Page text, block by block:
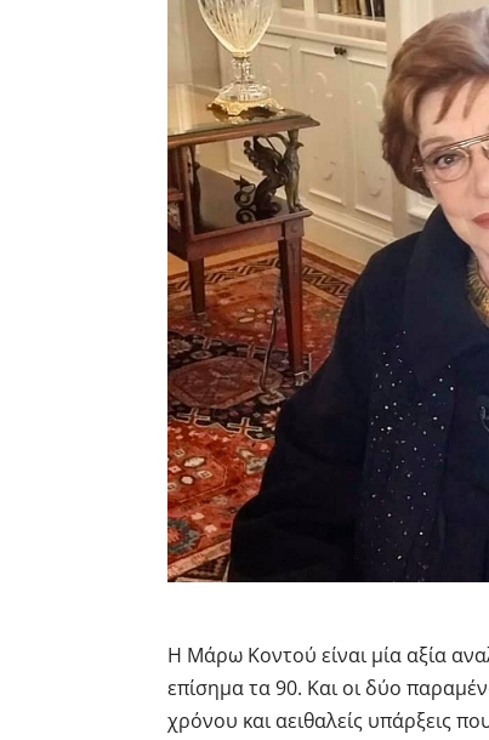
Η Μάρω Κοντού είναι μία αξία
επίσημα τα 90. Και οι δύο
χρόνου και αειθαλείς υπάρξεις